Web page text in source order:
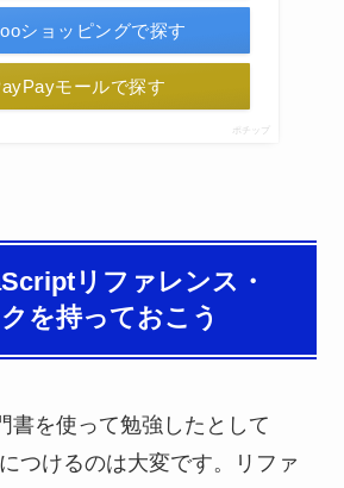
ショッピングで探す
モールで探す
ポチップ
リファレンス・
を持っておこう
書を使って勉強したとして
つけるのは大変です。リファ